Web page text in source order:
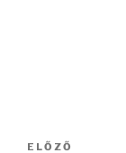
Bejegyzés
Korábbi
ELŐZŐ